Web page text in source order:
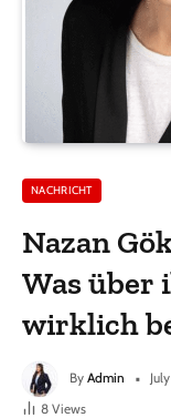
NACHRICHT
Nazan
Was über
wirklich
By Admin
8 Views